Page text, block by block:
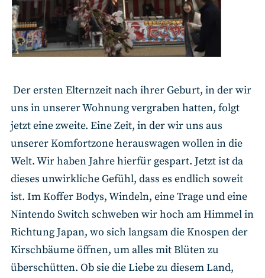
Der ersten Elternzeit nach ihrer Geburt, in der wir
uns in unserer Wohnung vergraben hatten, folgt
jetzt eine zweite. Eine Zeit, in der wir uns aus
unserer Komfortzone herauswagen wollen in die
Welt. Wir haben Jahre hierfür gespart. Jetzt ist da
dieses unwirkliche Gefühl, dass es endlich soweit
ist. Im Koffer Bodys, Windeln, eine Trage und eine
Nintendo Switch schweben wir hoch am Himmel in
Richtung Japan, wo sich langsam die Knospen der
Kirschbäume öffnen, um alles mit Blüten zu
überschütten. Ob sie die Liebe zu diesem Land,